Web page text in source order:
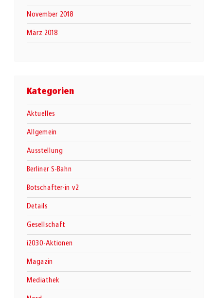
November 2018
März 2018
Kategorien
Aktuelles
Allgemein
Ausstellung
Berliner S-Bahn
Botschafter-in v2
Details
Gesellschaft
i2030-Aktionen
Magazin
Mediathek